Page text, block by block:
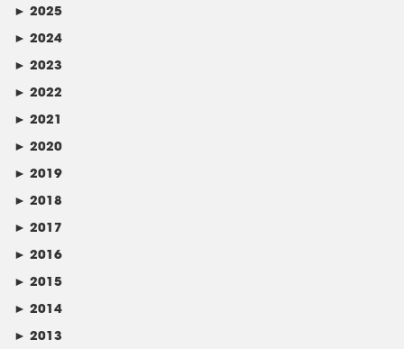
► 2025
► 2024
► 2023
► 2022
► 2021
► 2020
► 2019
► 2018
► 2017
► 2016
► 2015
► 2014
► 2013